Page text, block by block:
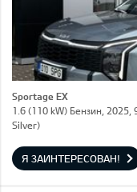
Sportage EX
1.6 (110 kW) Бензин,
Silver)
Я ЗАИНТЕРЕСОВАН!